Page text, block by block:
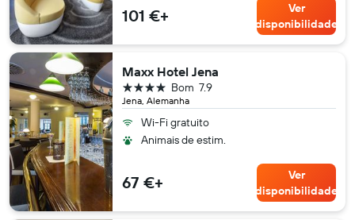
101 €+
Ver
disponibilidade
Maxx Hotel Jena
Jena, Alemanha
7.9
Bom
4 estrelas
Wi-Fi gratuito
Animais de estim.
67 €+
Ver
disponibilidade